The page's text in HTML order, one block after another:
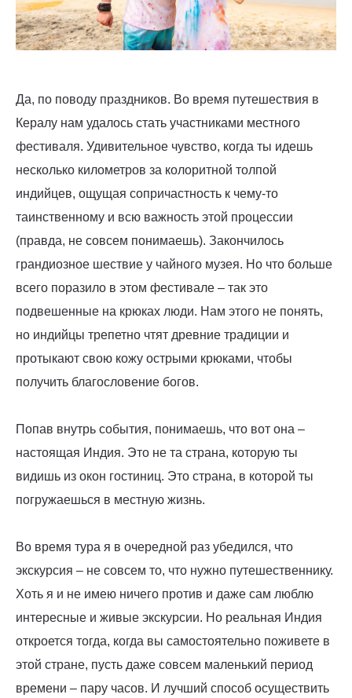
Да, по поводу праздников. Во время путешествия в
Кералу нам удалось стать участниками местного
фестиваля. Удивительное чувство, когда ты идешь
несколько километров за колоритной толпой
индийцев, ощущая сопричастность к чему-то
таинственному и всю важность этой процессии
(правда, не совсем понимаешь). Закончилось
грандиозное шествие у чайного музея. Но что больше
всего поразило в этом фестивале – так это
подвешенные на крюках люди. Нам этого не понять,
но индийцы трепетно чтят древние традиции и
протыкают свою кожу острыми крюками, чтобы
получить благословение богов.
Попав внутрь события, понимаешь, что вот она –
настоящая Индия. Это не та страна, которую ты
видишь из окон гостиниц. Это страна, в которой ты
погружаешься в местную жизнь.
Во время тура я в очередной раз убедился, что
экскурсия – не совсем то, что нужно путешественнику.
Хоть я и не имею ничего против и даже сам люблю
интересные и живые экскурсии. Но реальная Индия
откроется тогда, когда вы самостоятельно поживете в
этой стране, пусть даже совсем маленький период
времени – пару часов. И лучший способ осуществить